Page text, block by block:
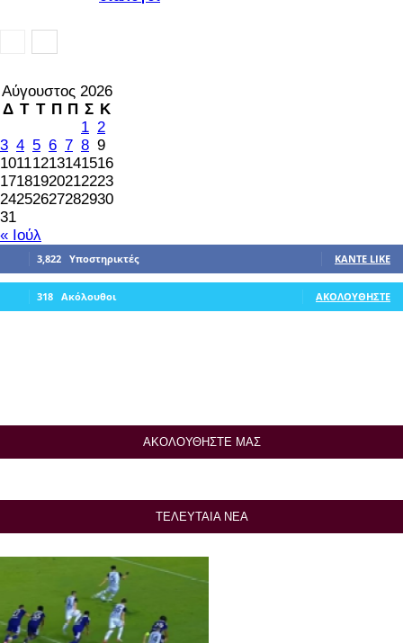
Αύγουστος 2026
Δ Τ Τ Π Π Σ Κ
1 2
3 4 5 6 7 8 9
10111213141516
17181920212223
24252627282930
31
« Ιούλ
3,822 Υποστηρικτές ΚΆΝΤΕ LIKE
318 Ακόλουθοι ΑΚΟΛΟΥΘΉΣΤΕ
ΑΚΟΛΟΥΘΗΣΤΕ ΜΑΣ
ΤΕΛΕΥΤΑΙΑ ΝΕΑ